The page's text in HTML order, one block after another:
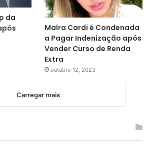
da
Maíra Cardi é Condenada
a Pagar Indenização após
Vender Curso de Renda
Extra
outubro 12, 2023
Carregar mais